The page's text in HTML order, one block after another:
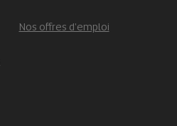
Nos offres d'emploi